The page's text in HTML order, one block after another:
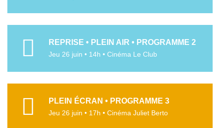
REPRISE • PLEIN AIR • PROGRAMME 2
Jeu 26 juin • 14h • Cinéma Le Club
PLEIN ÉCRAN • PROGRAMME 3
Jeu 26 juin • 17h • Cinéma Juliet Berto